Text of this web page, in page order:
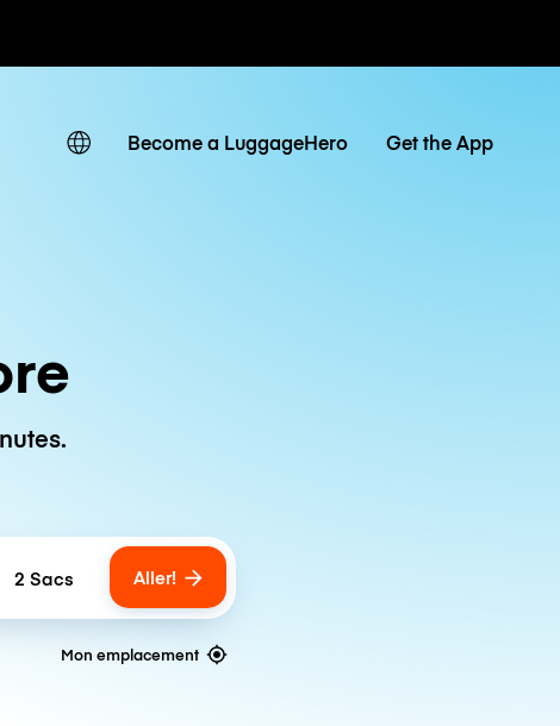
/ journaliers
Become a LuggageHero Get the App
Number of bags
2 Sacs Aller!
Mon emplacement